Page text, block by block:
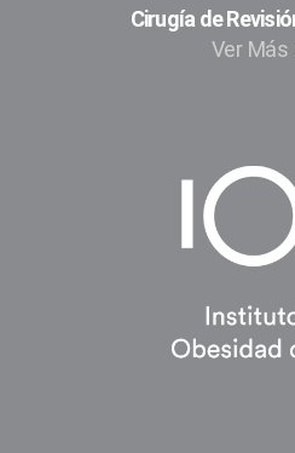
Cirugía de
Ver Más